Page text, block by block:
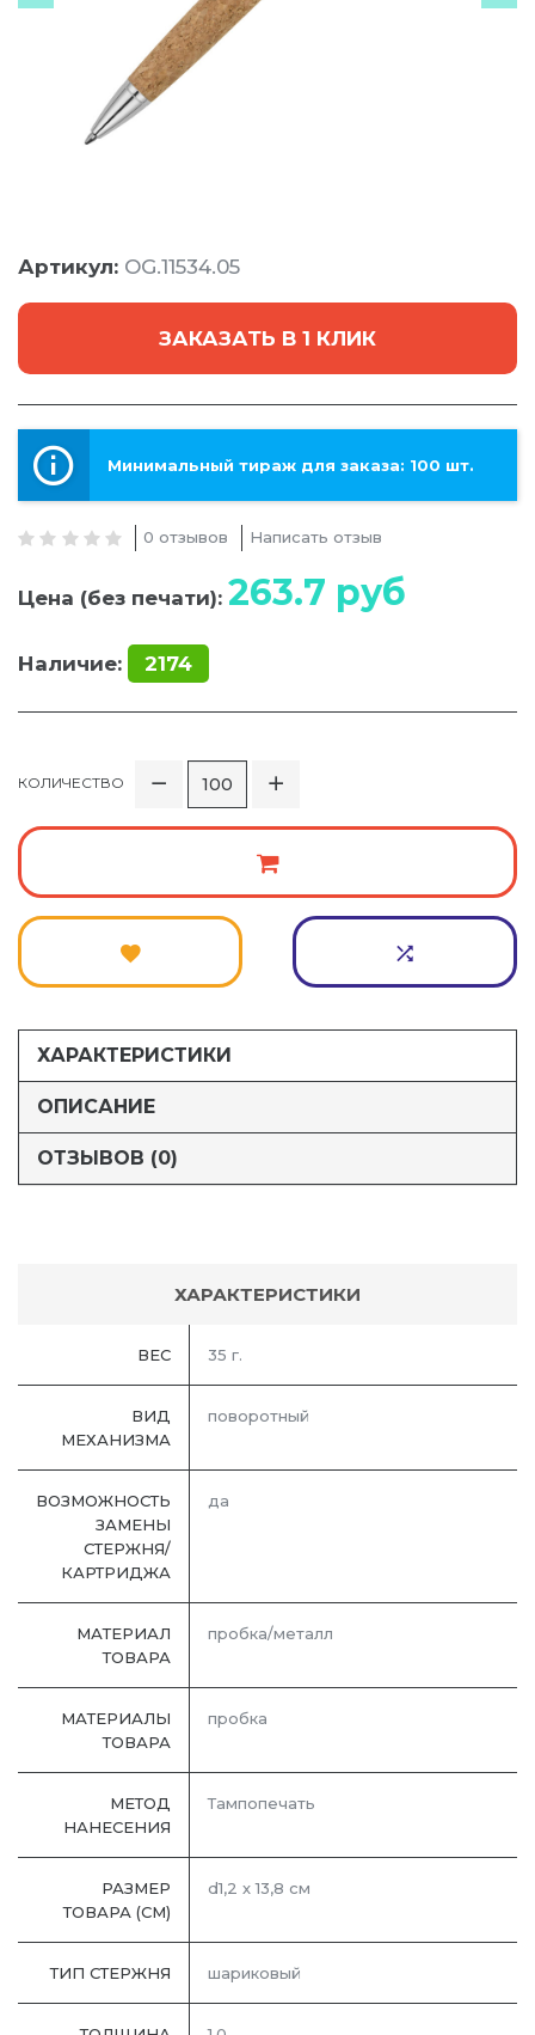
Артикул: OG.11534.05
ЗАКАЗАТЬ В 1 КЛИК
Минимальный тираж для заказа: 100 шт.
0 отзывов Написать отзыв
Цена (без печати): 263.7 руб
Наличие: 2174
КОЛИЧЕСТВО
ХАРАКТЕРИСТИКИ
ОПИСАНИЕ
ОТЗЫВОВ (0)
ХАРАКТЕРИСТИКИ
ВЕС 35 г.
ВИД
МЕХАНИЗМА
поворотный
ВОЗМОЖНОСТЬ
ЗАМЕНЫ
СТЕРЖНЯ/
КАРТРИДЖА
да
МАТЕРИАЛ
ТОВАРА
пробка/металл
МАТЕРИАЛЫ
ТОВАРА
пробка
МЕТОД
НАНЕСЕНИЯ
Тампопечать
РАЗМЕР
ТОВАРА (СМ)
d1,2 х 13,8 см
ТИП СТЕРЖНЯ шариковый